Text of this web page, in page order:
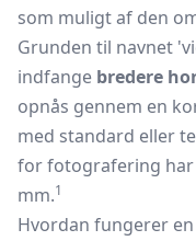
som muligt af den
Grunden til navnet
indfange bredere
opnås gennem en
med standard eller
for fotografering
mm.1
Hvordan fungerer